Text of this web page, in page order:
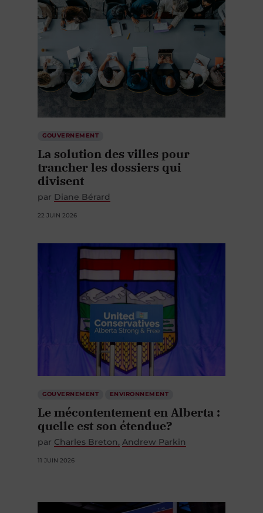
GOUVERNEMENT
La solution des villes pour
trancher les dossiers qui
divisent
par Diane Bérard
22 JUIN 2026
GOUVERNEMENT ENVIRONNEMENT
Le mécontentement en Alberta :
quelle est son étendue?
par Charles Breton Andrew Parkin
11 JUIN 2026